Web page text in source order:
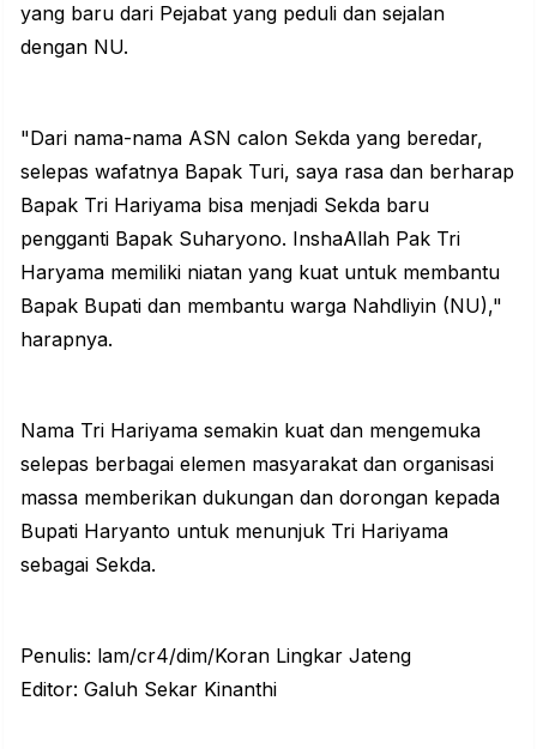
yang baru dari Pejabat yang peduli dan sejalan
dengan NU.
"Dari nama-nama ASN calon Sekda yang beredar,
selepas wafatnya Bapak Turi, saya rasa dan berharap
Bapak Tri Hariyama bisa menjadi Sekda baru
pengganti Bapak Suharyono. InshaAllah Pak Tri
Haryama memiliki niatan yang kuat untuk membantu
Bapak Bupati dan membantu warga Nahdliyin (NU),"
harapnya.
Nama Tri Hariyama semakin kuat dan mengemuka
selepas berbagai elemen masyarakat dan organisasi
massa memberikan dukungan dan dorongan kepada
Bupati Haryanto untuk menunjuk Tri Hariyama
sebagai Sekda.
Penulis: lam/cr4/dim/Koran Lingkar Jateng
Editor: Galuh Sekar Kinanthi